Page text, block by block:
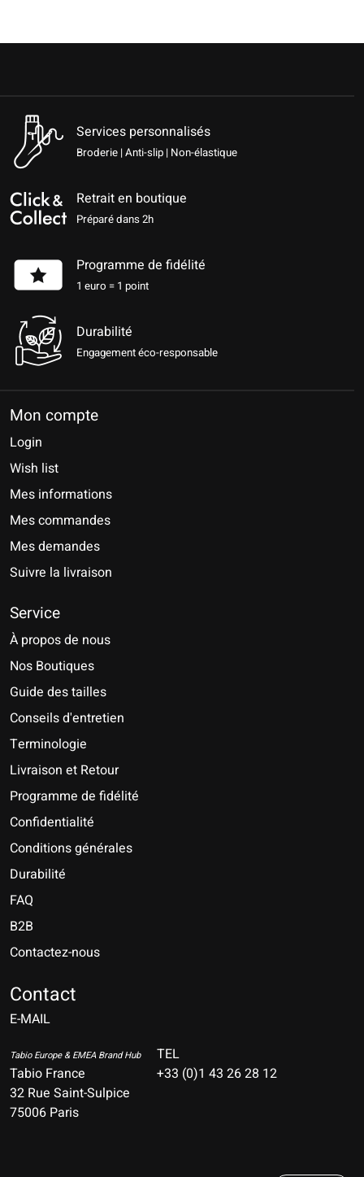
Services personnalisés
Broderie | Anti-slip | Non-élastique
Retrait en boutique
Préparé dans 2h
Programme de fidélité
1 euro = 1 point
Durabilité
Engagement éco-responsable
Mon compte
Login
Wish list
Mes informations
Mes commandes
Mes demandes
Suivre la livraison
Service
À propos de nous
Nos Boutiques
Guide des tailles
Conseils d'entretien
Terminologie
Livraison et Retour
Programme de fidélité
Confidentialité
Conditions générales
Durabilité
FAQ
B2B
Contactez-nous
Contact
E-MAIL
Tabio Europe & EMEA Brand Hub
Tabio France
32 Rue Saint-Sulpice
75006 Paris
TEL
+33 (0)1 43 26 28 12